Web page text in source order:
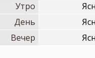
Утро
День
Вечер